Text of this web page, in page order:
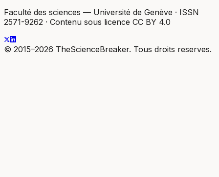
Faculté des sciences — Université de Genève · ISSN
2571-9262 · Contenu sous licence CC BY 4.0
© 2015–2026 TheScienceBreaker. Tous droits reserves.